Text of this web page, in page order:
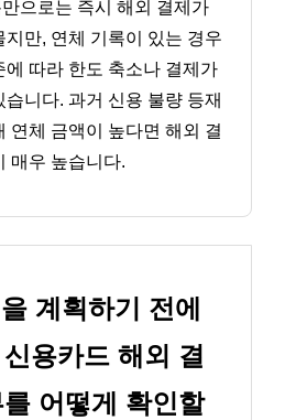
으로는 즉시 해외 결제가
지만, 연체 기록이 있는 경우
에 따라 한도 축소나 결제가
니다. 과거 신용 불량 등재
연체 금액이 높다면 해외 결
매우 높습니다.
계획하기 전에
용카드 해외 결
어떻게 확인할